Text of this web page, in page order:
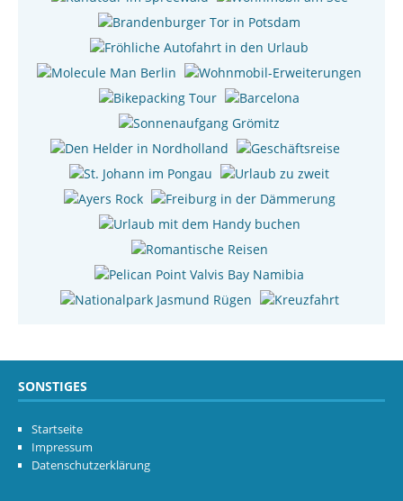
SONSTIGES
Startseite
Impressum
Datenschutzerklärung